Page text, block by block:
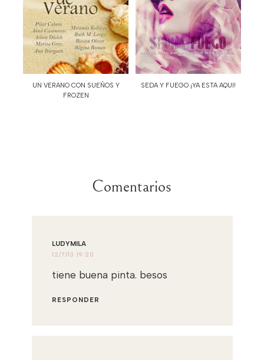
UN VERANO CON SUEÑOS Y
FROZEN
SEDA Y FUEGO ¡YA ESTA AQUI!
Comentarios
LUDYMILA
12/7/13 19:20
tiene buena pinta. besos
RESPONDER